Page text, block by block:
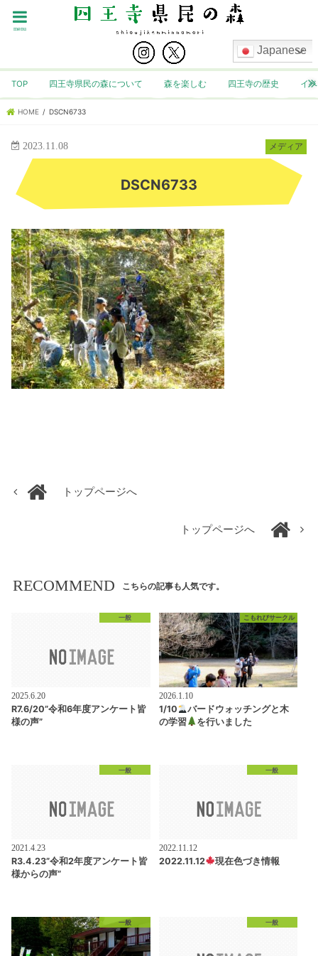
Japanese
menu
TOP 四王寺県民の森について 森を楽しむ 四王寺の歴史 イ
HOME DSCN6733
メディア
2023.11.08
DSCN6733
トップページへ
トップページへ
RECOMMEND こちらの記事も人気です。
一般
2025.6.20
R7.6/20”令和6年度アンケート皆
様の声”
こもれびサークル
2026.1.10
1/10
バードウォッチングと木
の学習
を行いました
一般
2021.4.23
R3.4.23”令和2年度アンケート皆
様からの声”
一般
2022.11.12
2022.11.12 現在色づき情報
一般 一般